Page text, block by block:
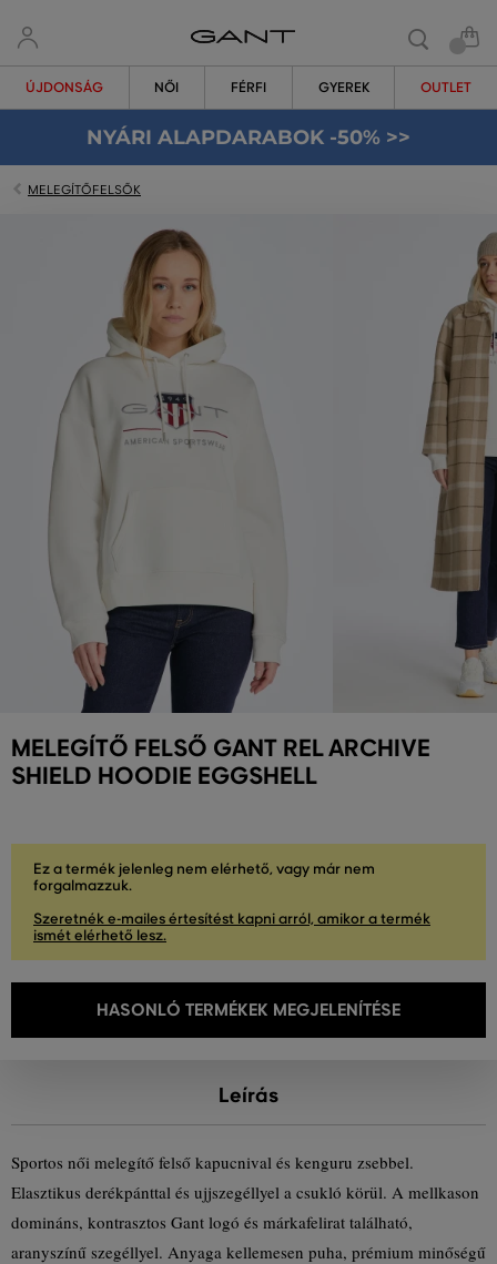
ÚJDONSÁG NŐI FÉRFI GYEREK OUTLET
NYÁRI ALAPDARABOK -50% >>
MELEGÍTŐFELSŐK
MELEGÍTŐ FELSŐ GANT REL ARCHIVE
SHIELD HOODIE EGGSHELL
Ez a termék jelenleg nem elérhető, vagy már nem
forgalmazzuk.
Szeretnék e-mailes értesítést kapni arról, amikor a termék
ismét elérhető lesz.
HASONLÓ TERMÉKEK MEGJELENÍTÉSE
Leírás
Sportos női melegítő felső kapucnival és kenguru zsebbel.
Elasztikus derékpánttal és ujjszegéllyel a csukló körül. A mellkason
domináns, kontrasztos Gant logó és márkafelirat található,
aranyszínű szegéllyel. Anyaga kellemesen puha, prémium minőségű